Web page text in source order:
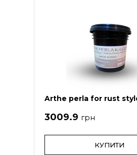
Arthe perla for rust
3009.9 грн
КУПИТИ